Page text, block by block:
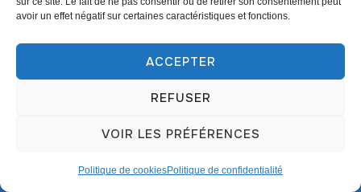
avoir un effet négatif sur certaines caractéristiques et fonctions.
ACCEPTER
REFUSER
VOIR LES PRÉFÉRENCES
Politique de cookiesPolitique de confidentialité
Biodiversité biomasse
changement climatique climat COEDADE
commission européenne conférence copenhague